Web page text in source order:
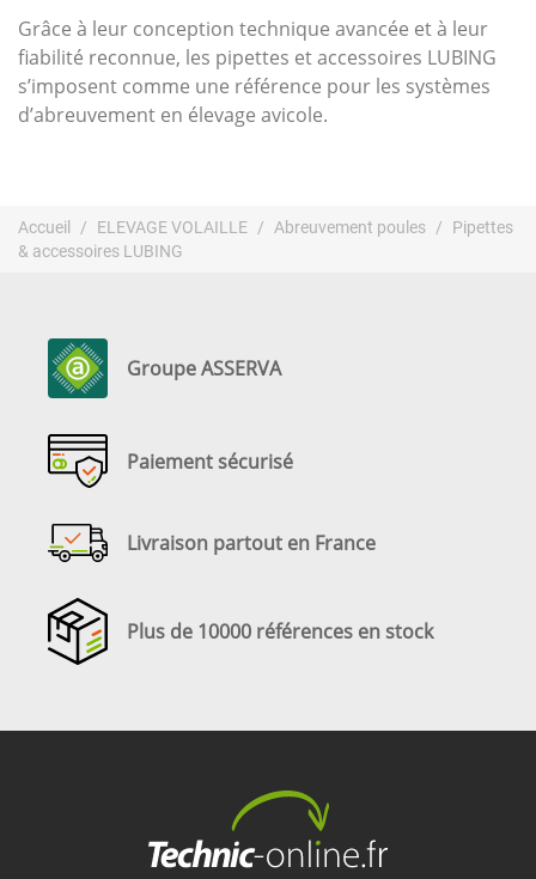
Grâce à leur conception technique avancée et à leur
fiabilité reconnue, les pipettes et accessoires LUBING
s’imposent comme une référence pour les systèmes
d’abreuvement en élevage avicole.
Accueil ELEVAGE VOLAILLE Abreuvement poules
Pipettes
& accessoires LUBING
Groupe ASSERVA
Paiement sécurisé
Livraison partout en France
Plus de 10000 références en stock